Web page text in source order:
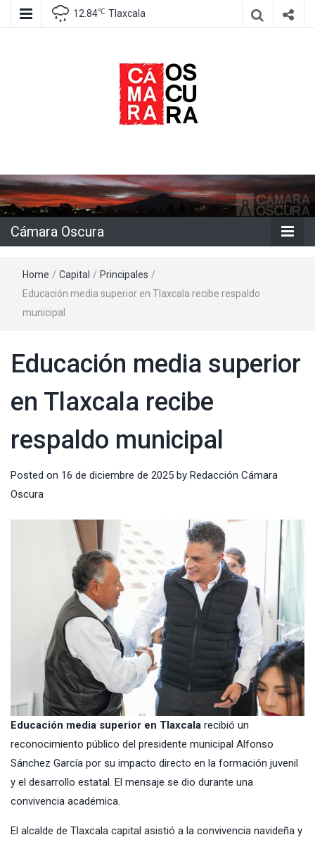
12.84℃ Tlaxcala
Cámara
Oscura
Cámara Oscura
Home / Capital / Principales /
Educación media superior en Tlaxcala recibe respaldo
municipal
Educación media superior
en Tlaxcala recibe
respaldo municipal
Posted on 16 de diciembre de 2025 by Redacción Cámara
Oscura
Educación media superior en Tlaxcala recibió un
reconocimiento público del presidente municipal Alfonso
Sánchez García por su impacto directo en la formación juvenil
y el desarrollo estatal. El mensaje se dio durante una
convivencia académica.
El alcalde de Tlaxcala capital asistió a la convivencia navideña y